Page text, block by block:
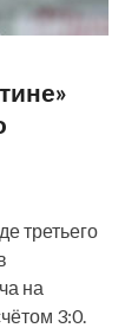
третьего
на
3:0.